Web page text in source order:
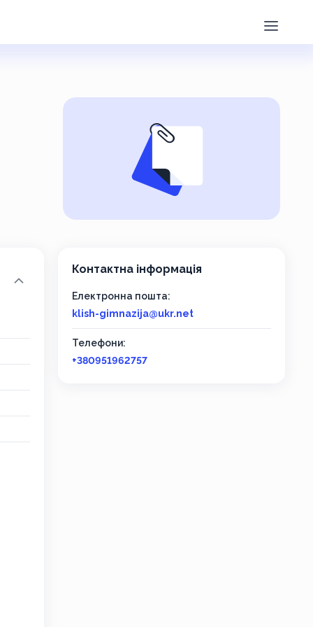
Контактна інформація
Електронна пошта:
klish-gimnazija@ukr.net
Телефони:
+380951962757